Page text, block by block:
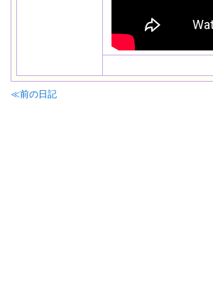
≪前の日記